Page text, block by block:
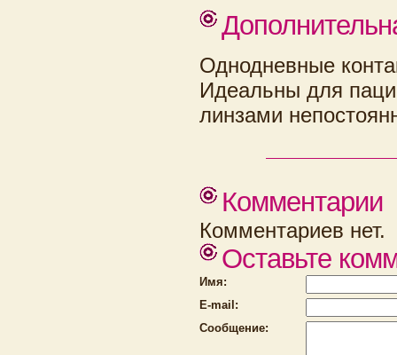
Однодневные
Идеальны для
линзами
Комментарии
Комментариев нет.
Оставьте
Имя:
E-mail:
Сообщение: